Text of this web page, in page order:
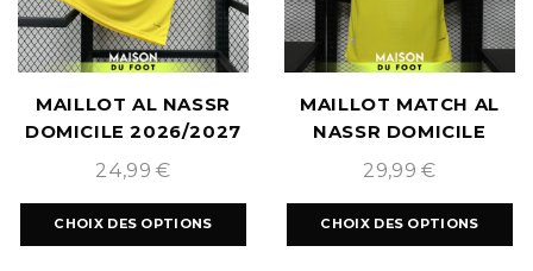
MAILLOT AL NASSR
DOMICILE 2026/2027
24,99€
CHOIX DES OPTIONS
MAILLOT MATCH AL
NASSR DOMICILE
2026/2027
29,99€
CHOIX DES OPTIONS